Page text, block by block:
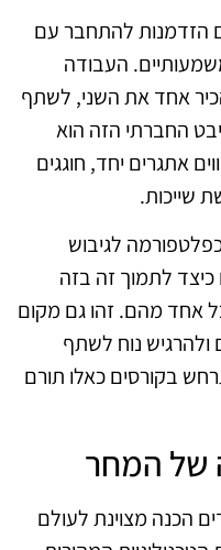
הזדמנות להתחבר עם
העבודה
אחד את השני, לשתף
החברתי הזה הוא
אתגרים יחד, חוגגים
שייכות.
לגיבוש
לתמוך זה בזה
אחד מהם. זהו גם מקום
ולהרגיש נוח לשתף
בקורסים כאלו תורם
של המחר
הכנה מצוינת לעולם